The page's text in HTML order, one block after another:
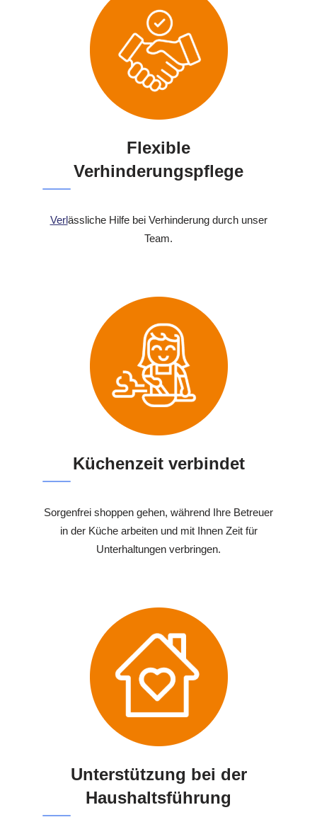
Flexible
Verhinderungspflege
Verlässliche Hilfe bei Verhinderung durch unser
Team.
Küchenzeit verbindet
Sorgenfrei shoppen gehen, während Ihre Betreuer
in der Küche arbeiten und mit Ihnen Zeit für
Unterhaltungen verbringen.
Unterstützung bei der
Haushaltsführung